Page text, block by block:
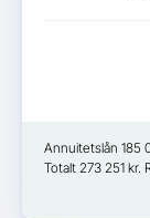
Annuitetslån 185
Totalt 273 251 kr.